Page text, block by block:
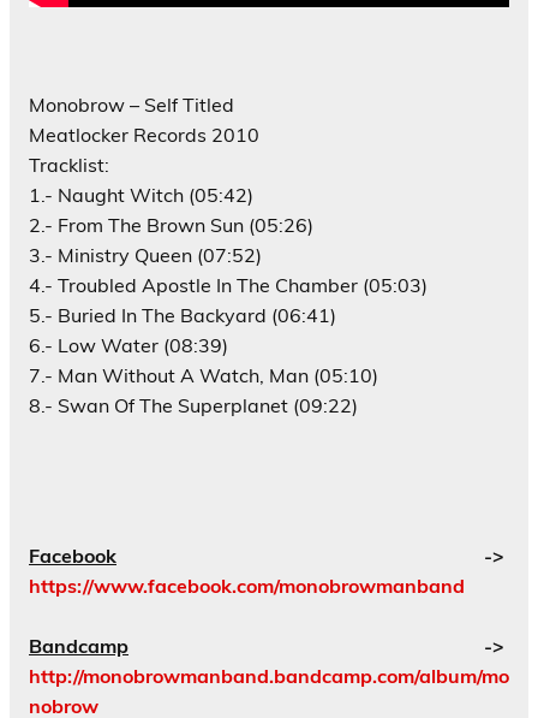
Monobrow – Self Titled
Meatlocker Records 2010
Tracklist:
1.- Naught Witch (05:42)
2.- From The Brown Sun (05:26)
3.- Ministry Queen (07:52)
4.- Troubled Apostle In The Chamber (05:03)
5.- Buried In The Backyard (06:41)
6.- Low Water (08:39)
7.- Man Without A Watch, Man (05:10)
8.- Swan Of The Superplanet (09:22)
Facebook ->
https://www.facebook.com/monobrowmanband
Bandcamp ->
http://monobrowmanband.bandcamp.com/album/mo
nobrow